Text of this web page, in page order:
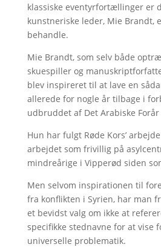
klassiske eventyrfortællinger er
kunstneriske leder, Mie Brandt,
behandle.
Mie Brandt, som selv både
skuespiller og
blev inspireret til at lave en
allerede for nogle år tilbage i
udbruddet af Det Arabiske
Hun har fulgt Røde Kors’
arbejdet som frivillig på
mindreårige i Vipperød siden
Men selvom inspirationen til
fra konflikten i Syrien, har man
et bevidst valg om ikke at
specifikke stednavne for at vise
universelle problematik.